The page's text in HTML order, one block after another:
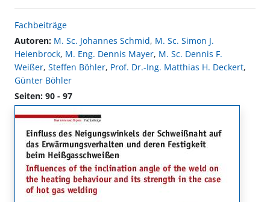
Fachbeiträge
Autoren: M. Sc. Johannes Schmid, M. Sc. Simon J.
Heienbrock, M. Eng. Dennis Mayer, M. Sc. Dennis F.
Weißer, Steffen Böhler, Prof. Dr.-Ing. Matthias H. Deckert,
Günter Böhler
Seiten: 90 - 97